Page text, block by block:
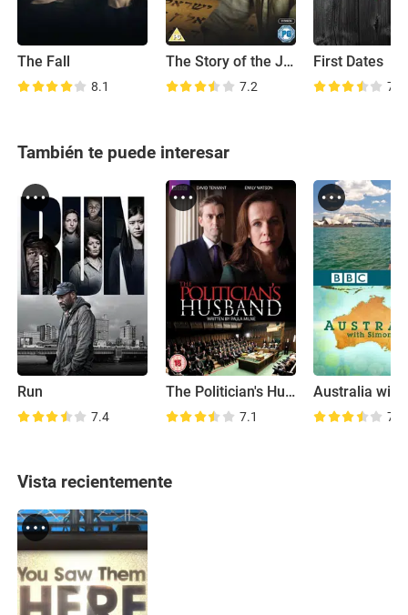
The Fall
8.1
The Story of the Jews
7.2
First Dates
7.2
También te puede interesar
Run
7.4
The Politician's Husband
7.1 7.6
Vista recientemente